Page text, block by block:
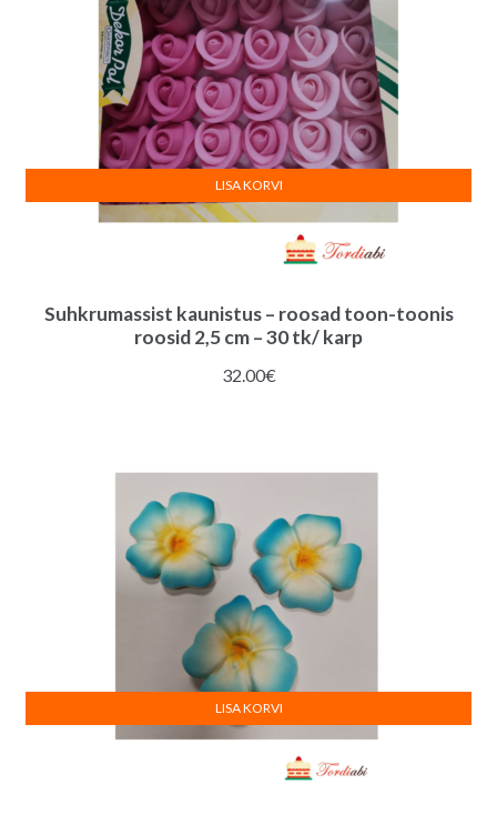
Suhkrumassist kaunistus – roosad toon-toonis
roosid 2,5 cm – 30 tk/ karp
32.00€
LISA KORVI
LISA KORVI